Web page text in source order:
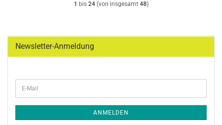
1 bis 24(von insgesamt 48)
Newsletter-Anmeldung
ZUR
NEWSLETTER-
ANMELDUNG
E-
Mail
ANMELDEN